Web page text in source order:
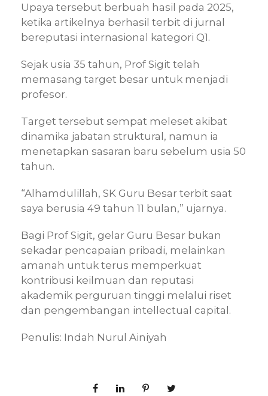
Upaya tersebut berbuah hasil pada 2025,
ketika artikelnya berhasil terbit di jurnal
bereputasi internasional kategori Q1.
Sejak usia 35 tahun, Prof Sigit telah
memasang target besar untuk menjadi
profesor.
Target tersebut sempat meleset akibat
dinamika jabatan struktural, namun ia
menetapkan sasaran baru sebelum usia 50
tahun.
“Alhamdulillah, SK Guru Besar terbit saat
saya berusia 49 tahun 11 bulan,” ujarnya.
Bagi Prof Sigit, gelar Guru Besar bukan
sekadar pencapaian pribadi, melainkan
amanah untuk terus memperkuat
kontribusi keilmuan dan reputasi
akademik perguruan tinggi melalui riset
dan pengembangan intellectual capital.
Penulis: Indah Nurul Ainiyah